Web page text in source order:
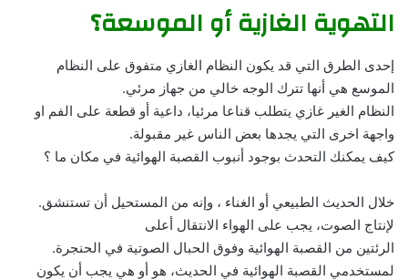
التهوية الغازية أو الموسعة؟
إحدى الطرق التي قد يكون النظام الغازي متفوق على النظام
الموسع هي أنها تترك الوجه خالي من جهاز مرئي.
النظام الغير غازي يتطلب قناعا مرئيا، داعية أو قطعة على الفم او
واجهة اخرى التي يجدها بعض الناس غير مقبولة.
كيف يمكنك التحدث بوجود أنبوب القصبة الهوائية في مكان ما ؟
خلال الحديث الطبيعي أو الغناء ، وإنه من المستحيل أن تستنشق.
لإنتاج الصوت، يجب على الهواء الانتقال أعلى
الرئتين من القصبة الهوائية وفوق الحبال الصوتية في الحنجرة.
لمستخدمي القصبة الهوائية في الحديث، هو أو هي يجب أن يكون